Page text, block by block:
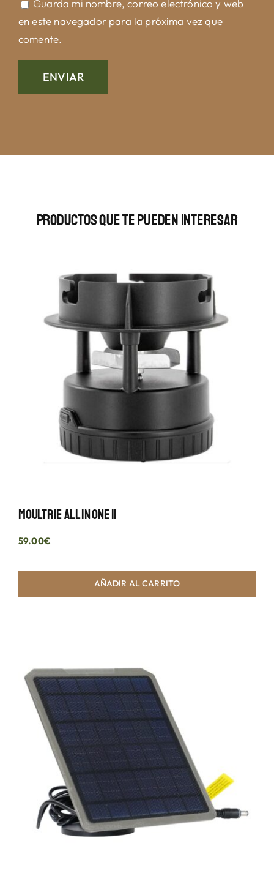
Guarda mi nombre, correo electrónico y web
en este navegador para la próxima vez que
comente.
Productos Que Te Pueden Interesar
Moultrie All In One II
59.00€
AÑADIR AL CARRITO